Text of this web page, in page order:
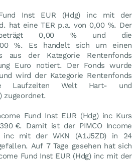
Inst EUR (Hdg) inc mit der
hat eine TER p.a. von 0,00 %. Der
beträgt 0,00 % und die
%. Es handelt sich um einen
aus der Kategorie Rentenfonds
Euro notiert. Der Fonds wurde
wird der Kategorie Rentenfonds
Laufzeiten Welt Hart- und
zugeordnet.
Fund Inst EUR (Hdg) inc Kurs
€. Damit ist der PIMCO Income
inc mit der WKN (A1J5ZD) in 24
Auf 7 Tage gesehen hat sich
Fund Inst EUR (Hdg) inc mit der